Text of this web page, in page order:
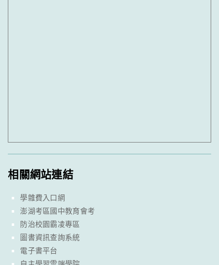
相關網站連結
學雜費入口網
澎湖考區國中教育會考
防治校園霸凌專區
圖書資訊查詢系統
電子書平台